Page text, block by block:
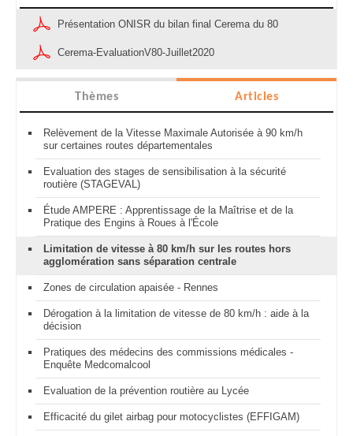
Présentation ONISR du bilan final Cerema du 80
Cerema-EvaluationV80-Juillet2020
Thèmes Articles
Relèvement de la Vitesse Maximale Autorisée à 90 km/h
sur certaines routes départementales
Evaluation des stages de sensibilisation à la sécurité
routière (STAGEVAL)
Étude AMPERE : Apprentissage de la Maîtrise et de la
Pratique des Engins à Roues à l'École
Limitation de vitesse à 80 km/h sur les routes hors
agglomération sans séparation centrale
Zones de circulation apaisée - Rennes
Dérogation à la limitation de vitesse de 80 km/h : aide à la
décision
Pratiques des médecins des commissions médicales -
Enquête Medcomalcool
Evaluation de la prévention routière au Lycée
Efficacité du gilet airbag pour motocyclistes (EFFIGAM)